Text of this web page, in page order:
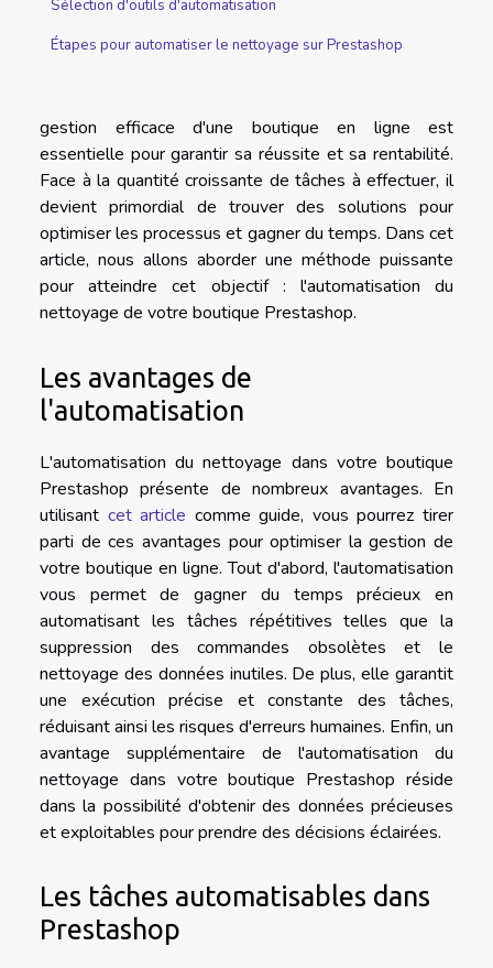
Sélection d'outils d'automatisation
Étapes pour automatiser le nettoyage sur Prestashop
gestion efficace d'une boutique en ligne est
essentielle pour garantir sa réussite et sa rentabilité.
Face à la quantité croissante de tâches à effectuer, il
devient primordial de trouver des solutions pour
optimiser les processus et gagner du temps. Dans cet
article, nous allons aborder une méthode puissante
pour atteindre cet objectif : l'automatisation du
nettoyage de votre boutique Prestashop.
Les avantages de
l'automatisation
L'automatisation du nettoyage dans votre boutique
Prestashop présente de nombreux avantages. En
utilisant cet article comme guide, vous pourrez tirer
parti de ces avantages pour optimiser la gestion de
votre boutique en ligne. Tout d'abord, l'automatisation
vous permet de gagner du temps précieux en
automatisant les tâches répétitives telles que la
suppression des commandes obsolètes et le
nettoyage des données inutiles. De plus, elle garantit
une exécution précise et constante des tâches,
réduisant ainsi les risques d'erreurs humaines. Enfin, un
avantage supplémentaire de l'automatisation du
nettoyage dans votre boutique Prestashop réside
dans la possibilité d'obtenir des données précieuses
et exploitables pour prendre des décisions éclairées.
Les tâches automatisables dans
Prestashop